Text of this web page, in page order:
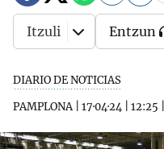
DIARIO DE NOTICIAS
PAMPLONA| 17·04·24 12:25
Itzuli Entzun